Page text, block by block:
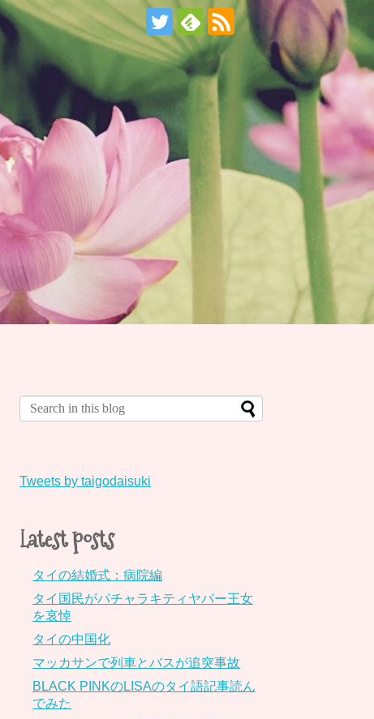
Tweets by taigodaisuki
Latest posts
タイの結婚式：病院編
タイ国民がパチャラキティヤパー王女
を哀悼
タイの中国化
マッカサンで列車とバスが追突事故
BLACK PINKのLISAのタイ語記事読ん
でみた